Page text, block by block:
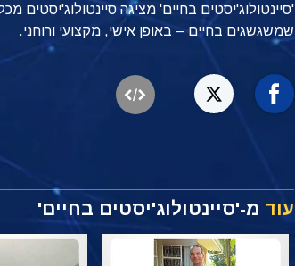
'סיינטולוג'יסטים בחיים' מציגה סיינטולוג'יסטים
שמשגשגים בחיים – באופן אישי, מקצועי ורוחני.
עוד מ-'סיינטולוג'יסטים בחיים'